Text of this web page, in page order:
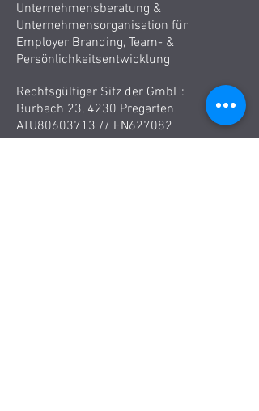
Unternehmensberatung &
Unternehmensorganisation für
Employer Branding, Team- &
Persönlichkeitsentwicklung
Rechtsgültiger Sitz der GmbH:
Burbach 23, 4230 Pregarten
ATU80603713 // FN627082